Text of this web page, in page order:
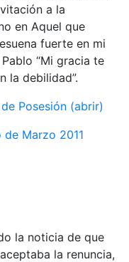
a la
en Aquel que
fuerte en mi
“Mi gracia te
la debilidad”.
Posesión (abrir)
Marzo 2011
la noticia de que
la renuncia,